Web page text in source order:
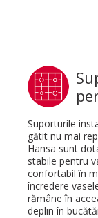
Suporturile
gătit nu mai
Hansa sunt
stabile pentru
confortabil în
încredere
rămâne în
deplin în